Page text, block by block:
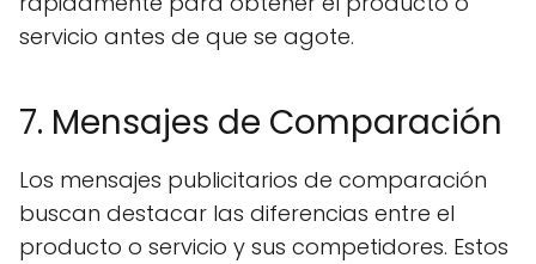
servicio antes de que se agote.
7. Mensajes de Comparación
Los mensajes publicitarios de comparación
buscan destacar las diferencias entre el
producto o servicio y sus competidores. Estos